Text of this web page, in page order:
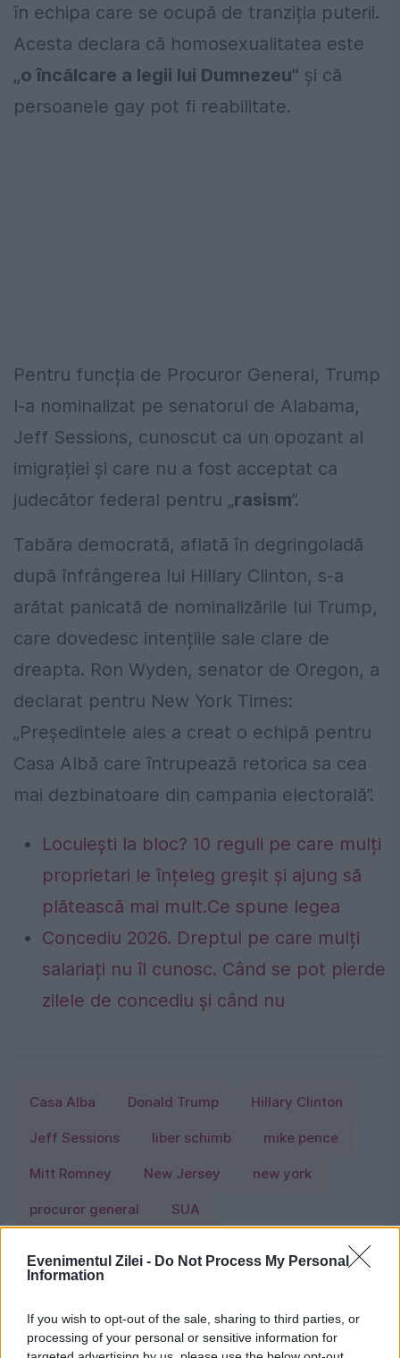
Evenimentul Zilei - Do Not Process My Personal
Information
If you wish to opt-out of the sale, sharing to third parties, or
processing of your personal or sensitive information for
în echipa care se ocupă de tranziția puterii.
Acesta declara că homosexualitatea este
„o încălcare a legii lui Dumnezeu” și că
persoanele gay pot fi reabilitate.
Pentru funcția de Procuror General, Trump
l-a nominalizat pe senatorul de Alabama,
Jeff Sessions, cunoscut ca un opozant al
imigrației și care nu a fost acceptat ca
judecător federal pentru „rasism”.
Tabăra democrată, aflată în degringoladă
după înfrângerea lui Hillary Clinton, s-a
arătat panicată de nominalizările lui Trump,
care dovedesc intențiile sale clare de
dreapta. Ron Wyden, senator de Oregon, a
declarat pentru New York Times:
„Președintele ales a creat o echipă pentru
Casa Albă care întrupează retorica sa cea
mai dezbinatoare din campania electorală”.
Locuiești la bloc? 10 reguli pe care mulți
proprietari le înțeleg greșit și ajung să
plătească mai mult.Ce spune legea
Concediu 2026. Dreptul pe care mulți
salariați nu îl cunosc. Când se pot pierde
zilele de concediu și când nu
Casa Alba Donald Trump Hillary Clinton
Jeff Sessions liber schimb mike pence
Mitt Romney New Jersey new york
procuror general SUA